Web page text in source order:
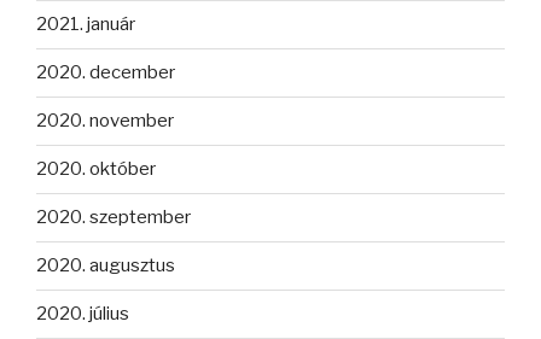
2021. január
2020. december
2020. november
2020. október
2020. szeptember
2020. augusztus
2020. július